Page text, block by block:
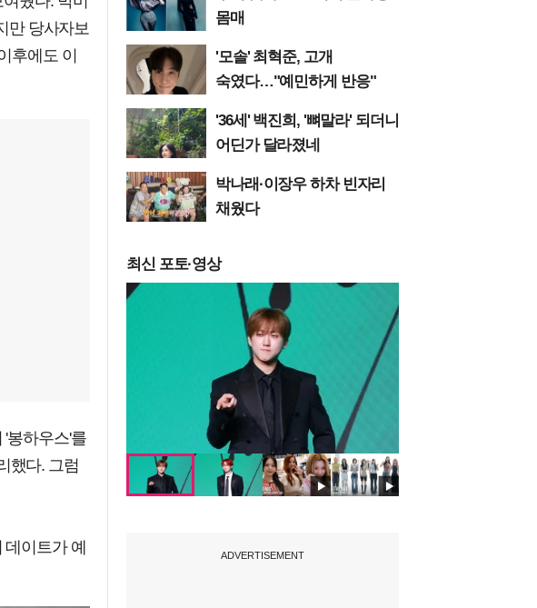
만 당사자보
후에도 이
'봉하우스'를
했다. 그럼
데이트가 예
몸매
'모솔' 최혁준, 고개
숙였다…"예민하게 반응"
'36세' 백진희, '뼈말라' 되더니
어딘가 달라졌네
박나래·이장우 하차 빈자리
채웠다
최신 포토·영상
ADVERTISEMENT